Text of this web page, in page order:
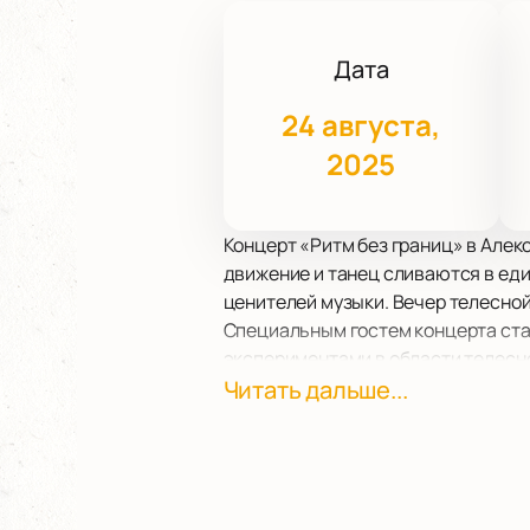
Дата
24 августа,
2025
Концерт «Ритм без границ» в
движение и танец сливаются в
ценителей музыки. Вечер
Специальным гостем концерта
экспериментами в области
Программа вечера включает
Читать дальше...